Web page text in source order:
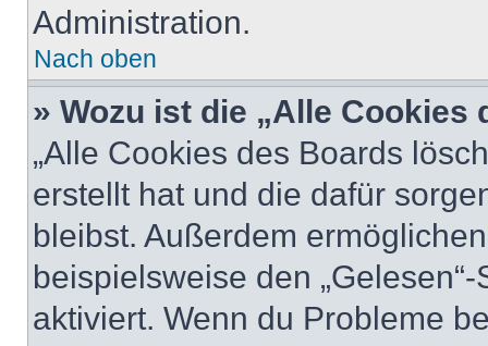
Administration.
Nach oben
» Wozu ist die „Alle
„Alle Cookies des Boards
erstellt hat und die dafür
bleibst. Außerdem
beispielsweise den
aktiviert. Wenn du Probleme